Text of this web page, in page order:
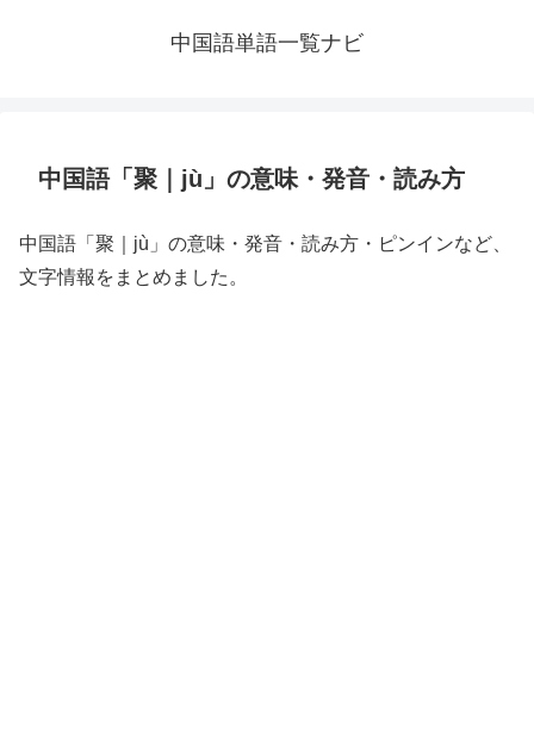
中国語単語一覧ナビ
中国語「聚｜jù」の意味・発音・読み方
中国語「聚｜jù」の意味・発音・読み方・ピンインなど、
文字情報をまとめました。